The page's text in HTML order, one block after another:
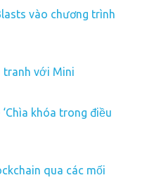
vào chương trình
tranh với Mini
khóa trong điều
qua các mối